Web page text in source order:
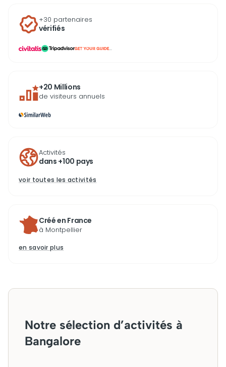
+30 partenaires
vérifiés
...
+20 Millions
de visiteurs annuels
Activités
dans +100 pays
voir toutes les activités
Créé en France
à Montpellier
en savoir plus
Notre sélection d’activités à
Bangalore